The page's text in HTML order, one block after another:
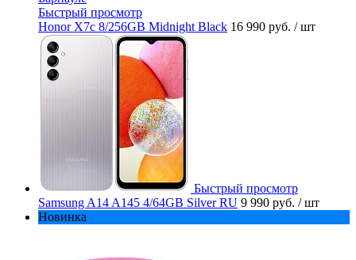
Быстрый просмотр
Honor X7c 8/256GB Midnight Black 16 990 руб. / шт
Быстрый просмотр
Samsung A14 A145 4/64GB Silver RU 9 990 руб. / шт
Новинка